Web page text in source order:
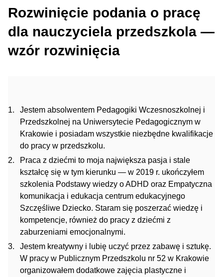
Rozwinięcie podania o pracę
dla nauczyciela przedszkola —
wzór rozwinięcia
Jestem absolwentem Pedagogiki Wczesnoszkolnej i
Przedszkolnej na Uniwersytecie Pedagogicznym w
Krakowie i posiadam wszystkie niezbędne kwalifikacje
do pracy w przedszkolu.
Praca z dziećmi to moja największa pasja i stale
kształcę się w tym kierunku — w 2019 r. ukończyłem
szkolenia Podstawy wiedzy o ADHD oraz Empatyczna
komunikacja i edukacja centrum edukacyjnego
Szczęśliwe Dziecko. Staram się poszerzać wiedzę i
kompetencje, również do pracy z dziećmi z
zaburzeniami emocjonalnymi.
Jestem kreatywny i lubię uczyć przez zabawę i sztukę.
W pracy w Publicznym Przedszkolu nr 52 w Krakowie
organizowałem dodatkowe zajęcia plastyczne i